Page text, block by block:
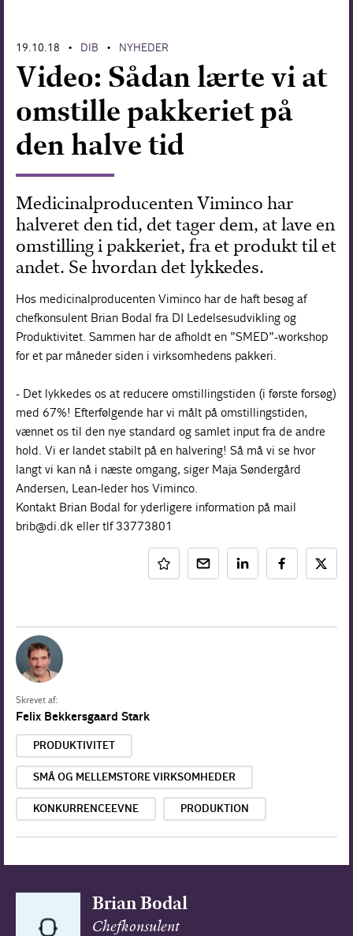
19.10.18 • DIB • NYHEDER
Video: Sådan lærte vi at
omstille pakkeriet på
den halve tid
Medicinalproducenten Viminco har
halveret den tid, det tager dem, at lave en
omstilling i pakkeriet, fra et produkt til et
andet. Se hvordan det lykkedes.
Hos medicinalproducenten Viminco har de haft besøg af
chefkonsulent Brian Bodal fra DI Ledelsesudvikling og
Produktivitet. Sammen har de afholdt en ”SMED”-workshop
for et par måneder siden i virksomhedens pakkeri.
- Det lykkedes os at reducere omstillingstiden (i første forsøg)
med 67%! Efterfølgende har vi målt på omstillingstiden,
vænnet os til den nye standard og samlet input fra de andre
hold. Vi er landet stabilt på en halvering! Så må vi se hvor
langt vi kan nå i næste omgang, siger Maja Søndergård
Andersen, Lean-leder hos Viminco.
Kontakt Brian Bodal for yderligere information på mail
brib@di.dk eller tlf 33773801
Skrevet af:
Felix Bekkersgaard Stark
PRODUKTIVITET
SMÅ OG MELLEMSTORE VIRKSOMHEDER
KONKURRENCEEVNE PRODUKTION
Brian Bodal
Chefkonsulent